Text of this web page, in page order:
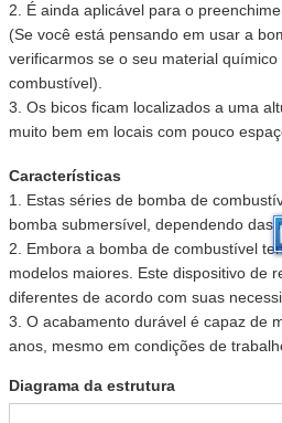
2. É ainda aplicável para o
(Se você está pensando em usar a
verificarmos se o seu material
combustível).
3. Os bicos ficam localizados a uma
muito bem em locais com pouco
Características
1. Estas séries de bomba de
bomba submersível, dependendo das
2. Embora a bomba de combustível
modelos maiores. Este dispositivo de
diferentes de acordo com suas
3. O acabamento durável é capaz de
anos, mesmo em condições de
Diagrama da estrutura